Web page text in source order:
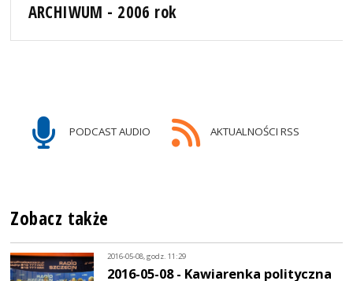
ARCHIWUM - 2006 rok
PODCAST AUDIO AKTUALNOŚCI RSS
Zobacz także
2016-05-08, godz. 11:29
2016-05-08 - Kawiarenka polityczna